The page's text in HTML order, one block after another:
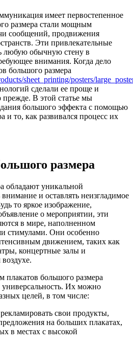
имеет первостепенное
размера стали мощным
сообщений, продвижения
Эти привлекательные
любую обычную стену в
внимания. Когда дело
большого размера
sheet_printing/posters/
сделали ее проще и
прежде. В этой статье мы
большого эффекта с помощью
и то, как развивался процесс их
размера
обладают уникальной
и оставлять неизгладимое
то яркое изображение,
о мероприятии, эти
в мире, наполненном
стимулами. Они особенно
движением, таких как
концертные залы и
большого размера
универсальность. Их можно
целей, в том числе:
свои продукты,
на больших плакатах,
в местах с высокой